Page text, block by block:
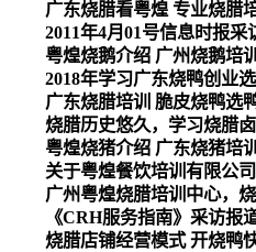
广东烧腊看粤煌 专业烧腊
2011年4月01号信息时报采
粤煌烧鹅介绍 广州烧鹅培
2018年学习广东烧鸭创业
广东烧腊培训 脆皮烧鸭选
粤煌烧猪介绍 广东烧猪培
关于粤煌餐饮培训有限公
《CRH服务指南》采访报
烧腊店铺经营模式 开烧鸭